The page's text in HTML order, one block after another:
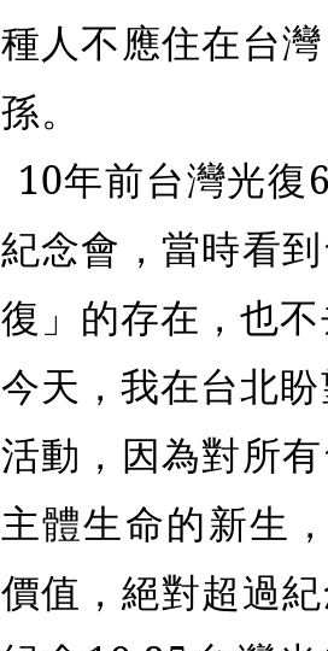
種人不應住在台
孫。
10年前台灣光復
紀念會，當時看
復」的存在，也
今天，我在台北
活動，因為對所
主體生命的新生
價值，絕對超過